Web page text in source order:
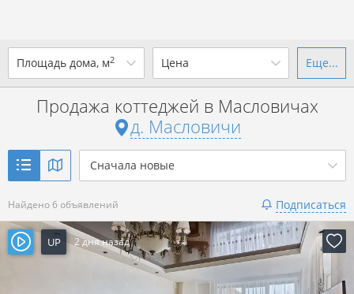
Площадь дома, м2
от до
Показать 6 объявлений
Цена
от до
р. за всё
Показать 6 объявлений
Еще...
Продажа коттеджей в Масловичах
д. Масловичи
Сначала новые
Найдено 6 объявлений Подписаться
UP 2 дня назад
Ваш город -д. Масловичи?
Выбрать город